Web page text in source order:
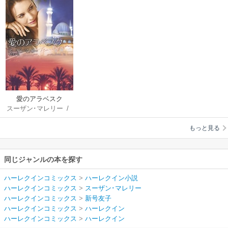
愛のアラベスク
スーザン･マレリー /
新号友子
もっと見る
同じジャンルの本を探す
ハーレクインコミックス > ハーレクイン小説
ハーレクインコミックス > スーザン･マレリー
ハーレクインコミックス > 新号友子
ハーレクインコミックス > ハーレクイン
ハーレクインコミックス > ハーレクイン